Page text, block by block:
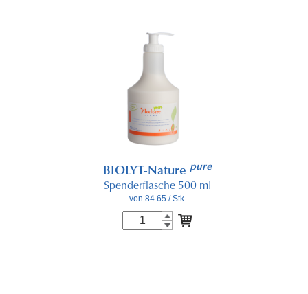
BIOLYT-Naturepure
Spenderflasche 500 ml
von 84.65 / Stk.